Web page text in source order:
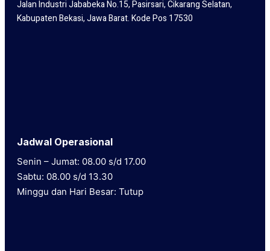
Jalan Industri Jababeka No.15, Pasirsari, Cikarang Selatan,
Kabupaten Bekasi, Jawa Barat. Kode Pos 17530
Jadwal Operasional
Senin – Jumat: 08.00 s/d 17.00
Sabtu: 08.00 s/d 13.30
Minggu dan Hari Besar: Tutup